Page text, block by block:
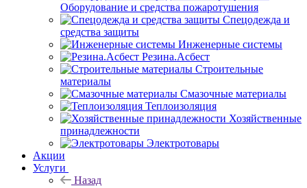
Оборудование и средства пожаротушения
Спецодежда и
средства защиты
Инженерные системы
Резина.Асбест
Строительные
материалы
Смазочные материалы
Теплоизоляция
Хозяйственные
принадлежности
Электротовары
Акции
Услуги
Назад